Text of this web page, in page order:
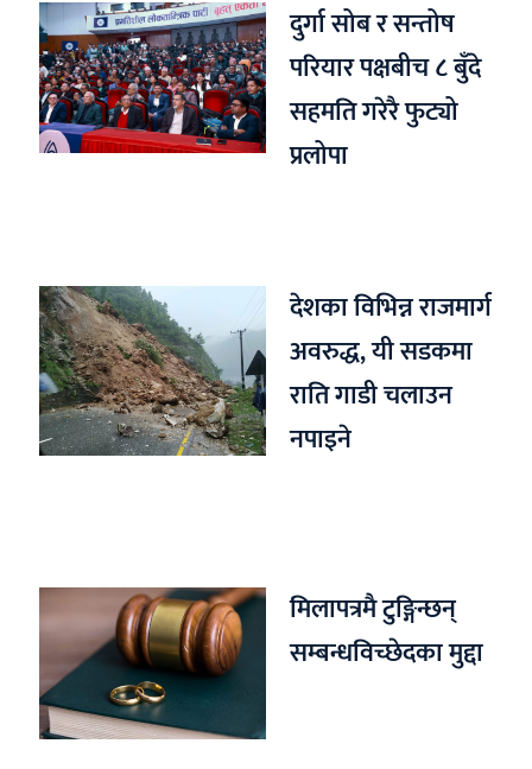
दुर्गा सोब र सन्तोष
परियार पक्षबीच ८ बुँदे
सहमति गरेरै फुट्यो
प्रलोपा
देशका विभिन्न राजमार्ग
अवरुद्ध, यी सडकमा
राति गाडी चलाउन
नपाइने
मिलापत्रमै टुङ्गिन्छन्
सम्बन्धविच्छेदका मुद्दा